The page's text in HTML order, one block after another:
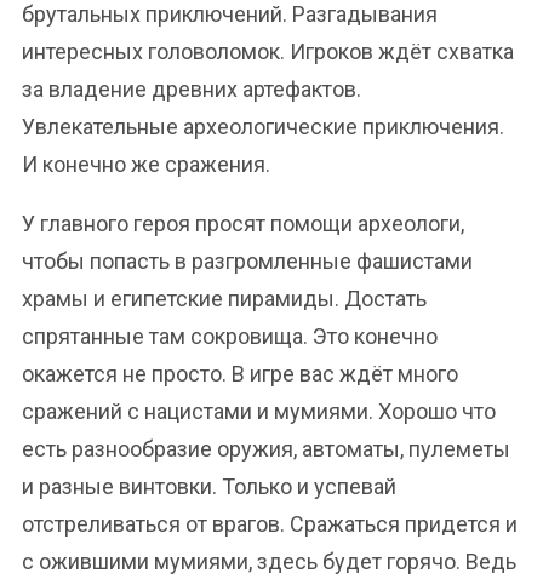
брутальных приключений. Разгадывания
интересных головоломок. Игроков ждёт схватка
за владение древних артефактов.
Увлекательные археологические приключения.
И конечно же сражения.
У главного героя просят помощи археологи,
чтобы попасть в разгромленные фашистами
храмы и египетские пирамиды. Достать
спрятанные там сокровища. Это конечно
окажется не просто. В игре вас ждёт много
сражений с нацистами и мумиями. Хорошо что
есть разнообразие оружия, автоматы, пулеметы
и разные винтовки. Только и успевай
отстреливаться от врагов. Сражаться придется и
с ожившими мумиями, здесь будет горячо. Ведь